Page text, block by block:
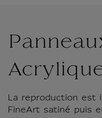
La reproduction est
FineArt satiné puis